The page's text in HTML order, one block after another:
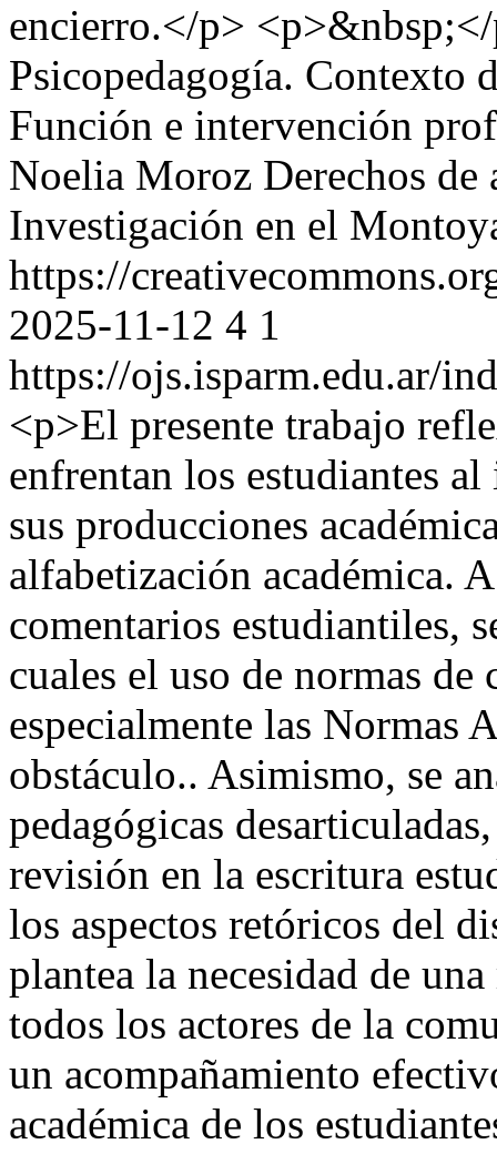
encierro.</p>
Psicopedagogía. Contexto
Función e intervención
Noelia Moroz Derechos
Investigación en el
https://
2025-11-12 4 1
https://ojs.isparm.edu.ar/
<p>El presente trabajo
enfrentan los estudiantes
sus producciones
alfabetización académica.
comentarios estudiantiles,
cuales el uso de normas
especialmente las Normas
obstáculo.. Asimismo, se
pedagógicas
revisión en la escritura
los aspectos retóricos del
plantea la necesidad de
todos los actores de la
un acompañamiento
académica de los